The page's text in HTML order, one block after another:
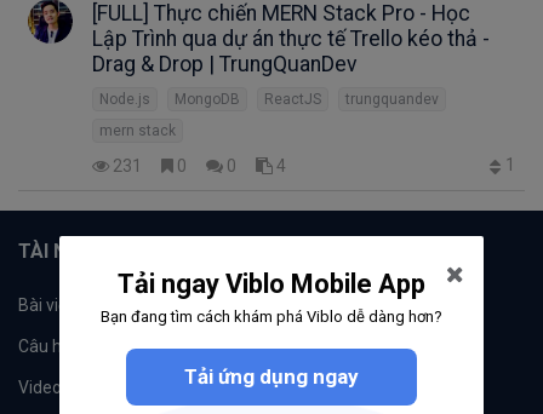
[FULL] Thực chiến MERN Stack Pro - Học
Lập Trình qua dự án thực tế Trello kéo thả -
Drag & Drop | TrungQuanDev
Node.js MongoDB ReactJS
trungquandev
mern stack
231 0 0 4 1
TÀI NGUYÊN
Bài viết
Câu hỏi Tags
Videos Tác giả
Tải ngay Viblo Mobile App
Bạn đang tìm cách khám phá Viblo dễ dàng hơn?
Tải ứng dụng ngay